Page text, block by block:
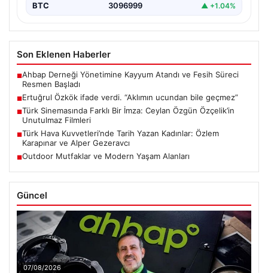
BTC 3096999 ▲ +1.04%
Son Eklenen Haberler
■Ahbap Derneği Yönetimine Kayyum Atandı ve Fesih Süreci
Resmen Başladı
■Ertuğrul Özkök ifade verdi. “Aklımın ucundan bile geçmez”
■Türk Sinemasında Farklı Bir İmza: Ceylan Özgün Özçelik’in
Unutulmaz Filmleri
■Türk Hava Kuvvetleri’nde Tarih Yazan Kadınlar: Özlem
Karapınar ve Alper Gezeravcı
■Outdoor Mutfaklar ve Modern Yaşam Alanları
Güncel
07/08/2026